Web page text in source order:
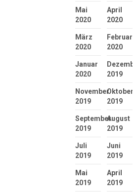
Mai
2020
April
2020
März
2020
Februar
2020
Januar
2020
2019
November
2019
Oktober
2019
September
2019
August
2019
Juli
2019
Juni
2019
Mai
2019
April
2019